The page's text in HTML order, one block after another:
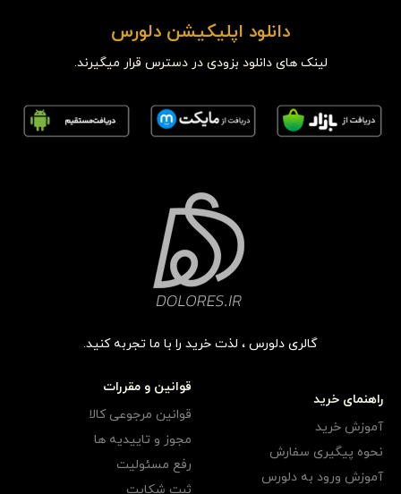
دانلود اپلیکیشن دلورس
لینک های دانلود بزودی در دسترس قرار میگیرند.
گالری دلورس ، لذت خرید را با ما تجربه کنید.
راهنمای خرید
آموزش خرید
نحوه پیگیری سفارش
آموزش ورود به دلورس
قوانین و مقررات
قوانین مرجوعی کالا
مجوز و تاییدیه ها
رفع مسئولیت
ثبت شکایت